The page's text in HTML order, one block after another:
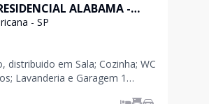
ALABAMA -
- SP
distribuido em Sala; Cozinha; WC
Lavanderia e Garagem 1